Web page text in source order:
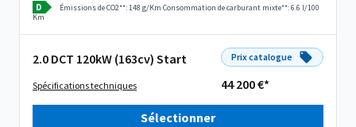
D Émissions de CO2**: 148 g/Km Consommation de carburant mixte**: 6.6 l/100
Km
2.0 DCT 120kW (163cv) Start
Spécifications techniques
Prix catalogue
44 200 €*
Sélectionner